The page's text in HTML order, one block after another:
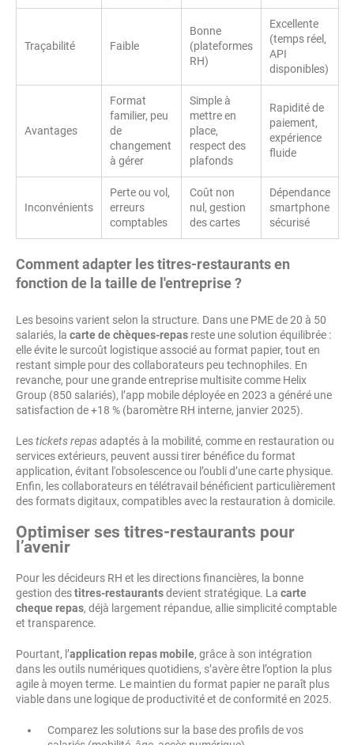
Traçabilité Faible
Bonne
(plateformes
RH)
Excellente
(temps réel,
API
disponibles)
Avantages
Format
familier, peu
de
changement
à gérer
Simple à
mettre en
place,
respect des
plafonds
Rapidité de
paiement,
expérience
fluide
Inconvénients
Perte ou vol,
erreurs
comptables
Coût non
nul, gestion
des cartes
Dépendance
smartphone
sécurisé
Comment adapter les titres-restaurants en
fonction de la taille de l'entreprise ?
Les besoins varient selon la structure. Dans une PME de 20 à 50
salariés, la carte de chèques-repas reste une solution équilibrée :
elle évite le surcoût logistique associé au format papier, tout en
restant simple pour des collaborateurs peu technophiles. En
revanche, pour une grande entreprise multisite comme Helix
Group (850 salariés), l’app mobile déployée en 2023 a généré une
satisfaction de +18 % (baromètre RH interne, janvier 2025).
Lestickets repasadaptés à la mobilité, comme en restauration ou
services extérieurs, peuvent aussi tirer bénéfice du format
application, évitant l'obsolescence ou l’oubli d’une carte physique.
Enfin, les collaborateurs en télétravail bénéficient particulièrement
des formats digitaux, compatibles avec la restauration à domicile.
Optimiser ses titres-restaurants pour
l’avenir
Pour les décideurs RH et les directions financières, la bonne
gestion destitres-restaurantsdevient stratégique. La carte
cheque repas, déjà largement répandue, allie simplicité comptable
et transparence.
Pourtant, l’application repas mobile, grâce à son intégration
dans les outils numériques quotidiens, s’avère être l’option la plus
agile à moyen terme. Le maintien du format papier ne paraît plus
viable dans une logique de productivité et de conformité en 2025.
Comparez les solutions sur la base des profils de vos